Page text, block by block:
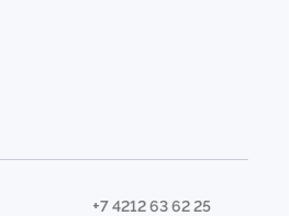
+7 4212 63 62 25